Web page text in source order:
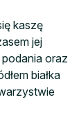
kaszę
jej
oraz
białka